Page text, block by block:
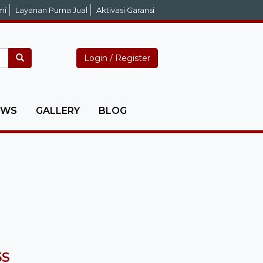
Layanan Purna Jual Aktivasi Garansi
Login / Register
GALLERY BLOG